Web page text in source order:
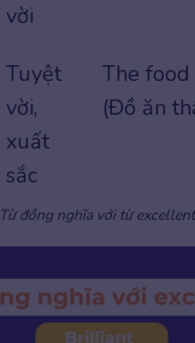
vời
Tuyệt
vời,
xuất
sắc
The food
(Đồ ăn
Từ đồng nghĩa với từ excellent